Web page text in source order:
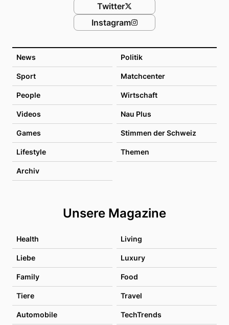
News Politik
Sport Matchcenter
People Wirtschaft
Videos Nau Plus
Games Stimmen der Schweiz
Lifestyle Themen
Archiv
Unsere Magazine
Health Living
Liebe Luxury
Family Food
Tiere Travel
Automobile TechTrends
Twitter
Instagram